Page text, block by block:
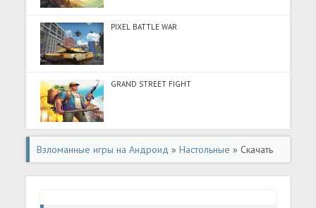
PIXEL BATTLE WAR
GRAND STREET FIGHT
Взломанные игры на Андроид »Настольные » Скачать
C? T??ng - Luy?n Tr? Tu? (Много денег) на Андроид